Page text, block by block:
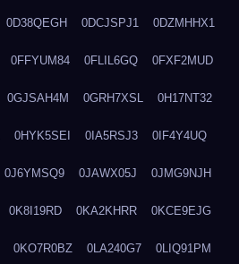
0D38QEGH 0DCJSPJ1 0DZMHHX1
0FFYUM84 0FLIL6GQ 0FXF2MUD
0GJSAH4M 0GRH7XSL 0H17NT32
0HYK5SEI 0IA5RSJ3 0IF4Y4UQ
0J6YMSQ9 0JAWX05J 0JMG9NJH
0K8I19RD 0KA2KHRR 0KCE9EJG
0KO7R0BZ 0LA240G7 0LIQ91PM